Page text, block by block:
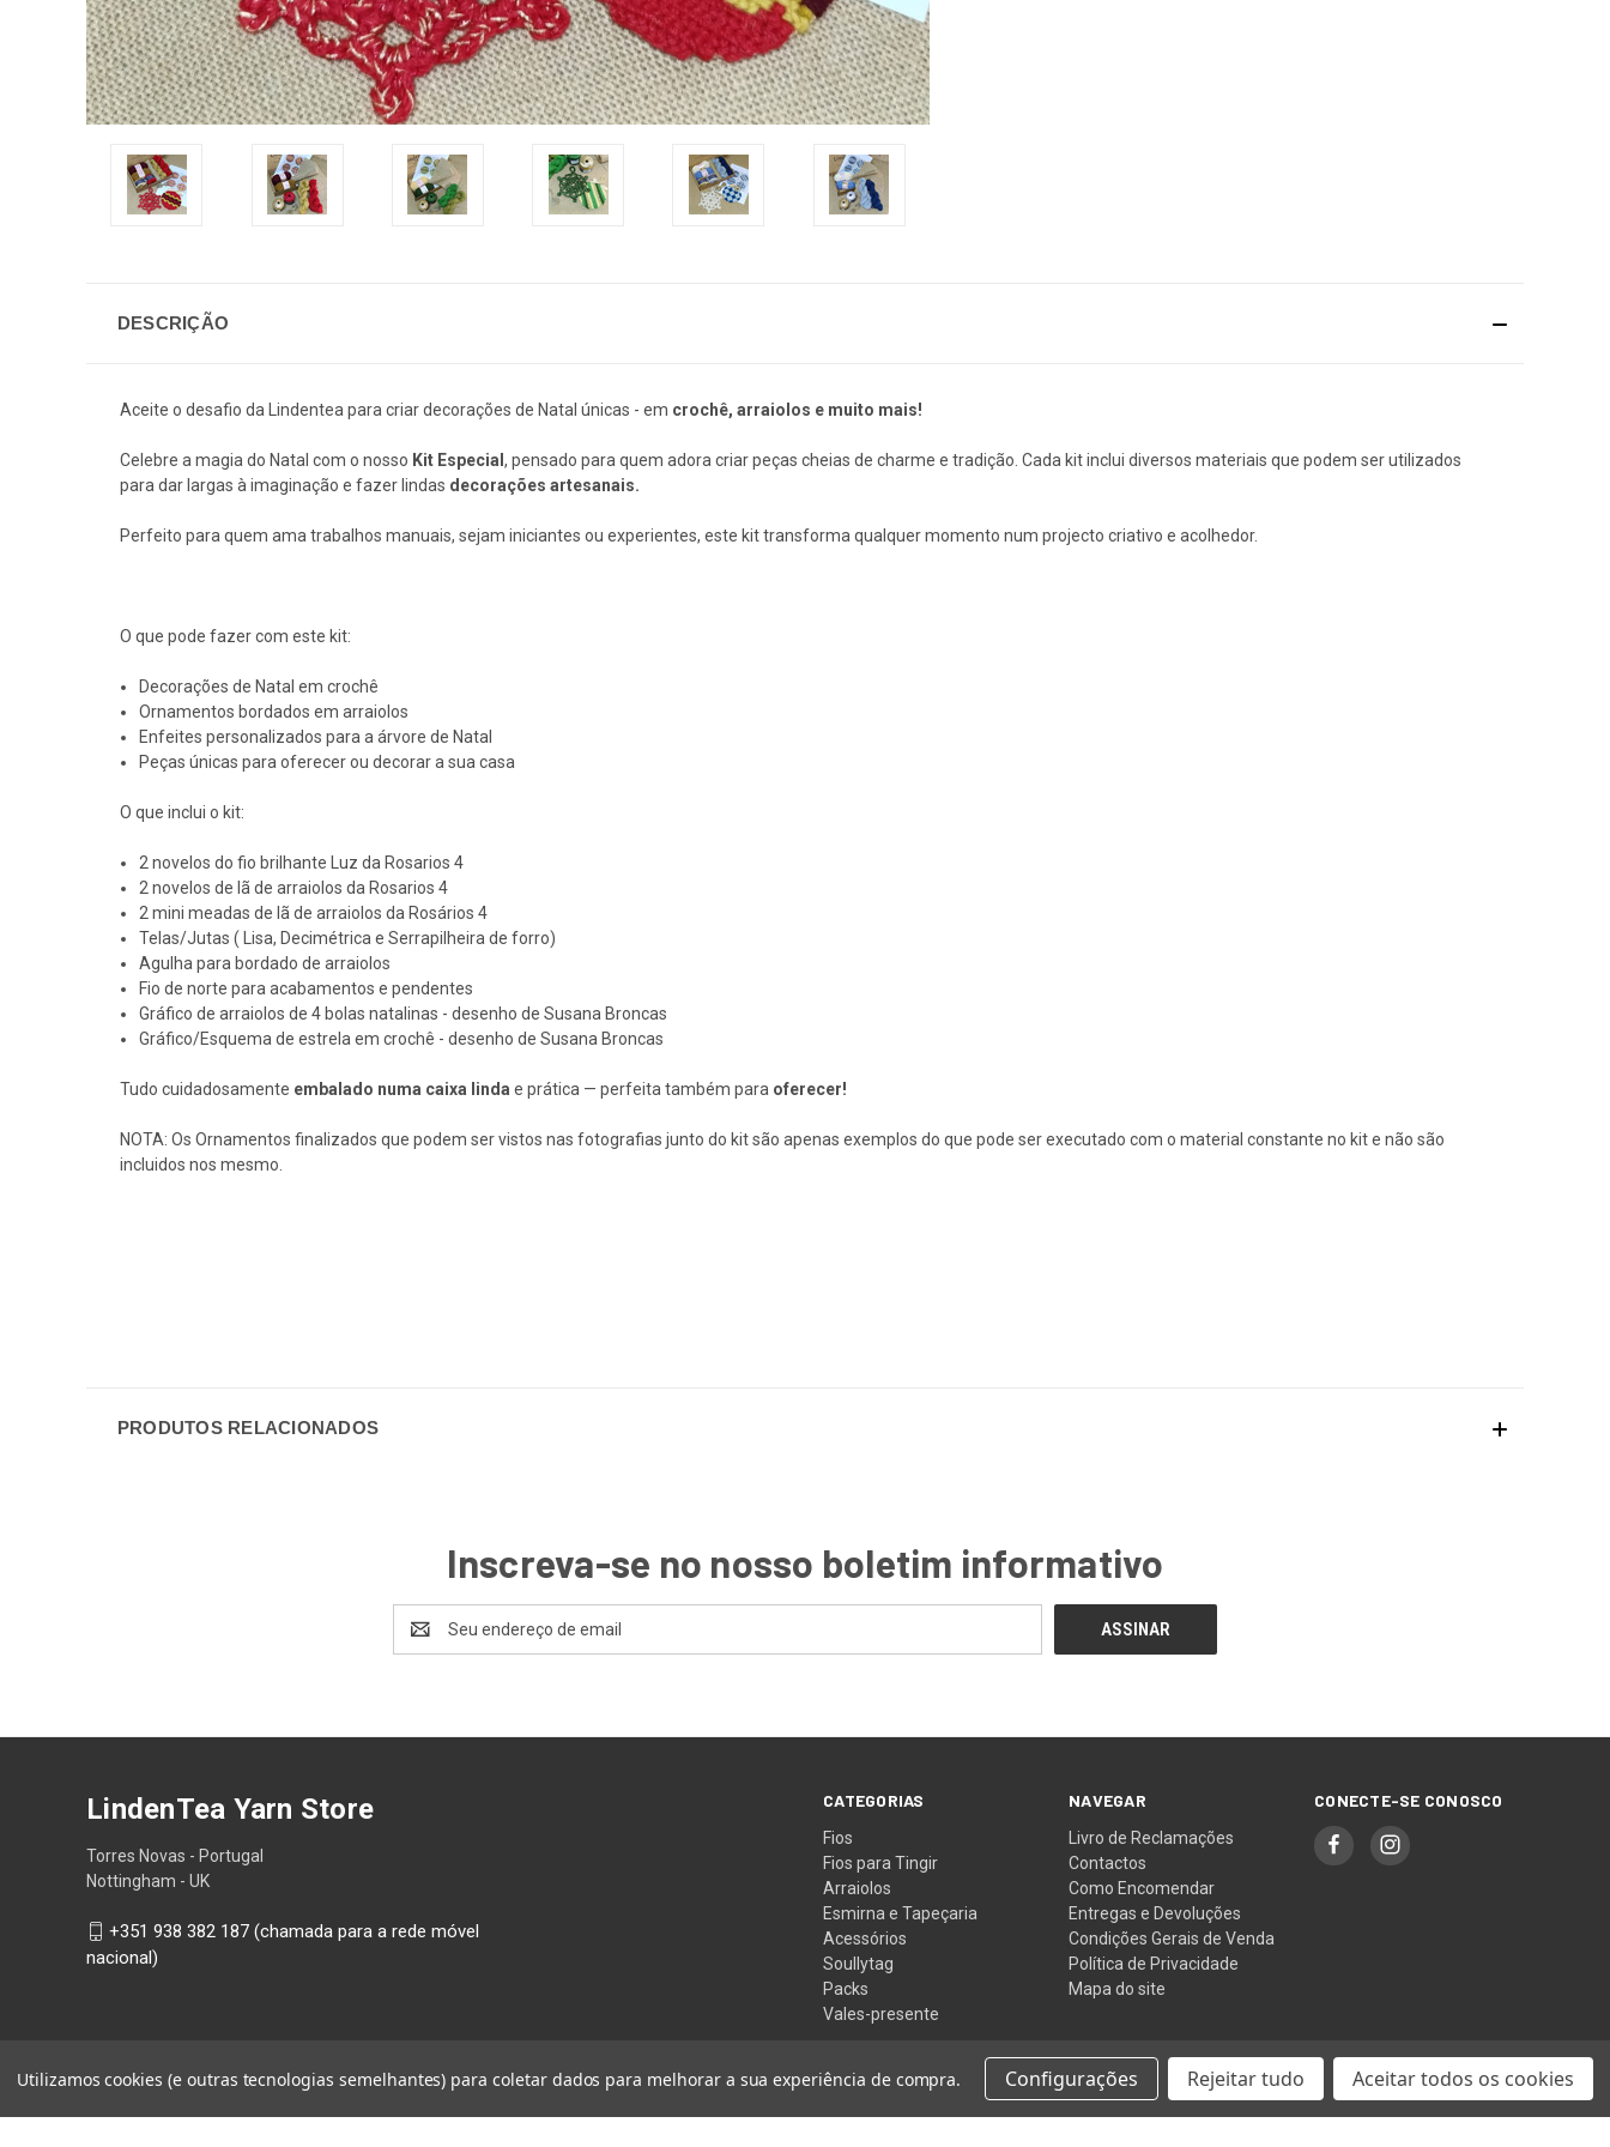
DESCRIÇÃO
Aceite o desafio da Lindentea para criar decorações de Natal únicas - em crochê, arraiolos e muito mais!
Celebre a magia do Natal com o nosso Kit Especial , pensado para quem adora criar peças cheias de charme e tradição. Cada kit inclui diversos materiais que podem ser utilizados
para dar largas à imaginação e fazer lindas decorações artesanais.
Perfeito para quem ama trabalhos manuais, sejam iniciantes ou experientes, este kit transforma qualquer momento num projecto criativo e acolhedor.
O que pode fazer com este kit:
Decorações de Natal em crochê
Ornamentos bordados em arraiolos
Enfeites personalizados para a árvore de Natal
Peças únicas para oferecer ou decorar a sua casa
O que inclui o kit:
2 novelos do fio brilhante Luz da Rosarios 4
2 novelos de lã de arraiolos da Rosarios 4
2 mini meadas de lã de arraiolos da Rosários 4
Telas/Jutas ( Lisa, Decimétrica e Serrapilheira de forro)
Agulha para bordado de arraiolos
Fio de norte para acabamentos e pendentes
Gráfico de arraiolos de 4 bolas natalinas - desenho de Susana Broncas
Gráfico/Esquema de estrela em crochê - desenho de Susana Broncas
Tudo cuidadosamente embalado numa caixa linda e prática — perfeita também para oferecer!
NOTA: Os Ornamentos finalizados que podem ser vistos nas fotografias junto do kit são apenas exemplos do que pode ser executado com o material constante no kit e não são
incluidos nos mesmo.
PRODUTOS RELACIONADOS
Inscreva-se no nosso boletim informativo
de
CATEGORIAS
Fios
Fios para Tingir
Arraiolos
Esmirna e Tapeçaria
Acessórios
Soullytag
Packs
Vales-presente
NAVEGAR
Livro de Reclamações
Contactos
Como Encomendar
Entregas e Devoluções
Condições Gerais de Venda
Política de Privacidade
Mapa do site
CONECTE-SE CONOSCO
LindenTea Yarn Store
Torres Novas - Portugal
Nottingham - UK
+351 938 382 187 (chamada para a rede móvel
nacional)
© 2026 LindenTea Yarn Store
Utilizamos cookies (e outras tecnologias semelhantes) para coletar dados para melhorar a sua experiência de compra. Configurações Rejeitar tudo Aceitar todos os cookies